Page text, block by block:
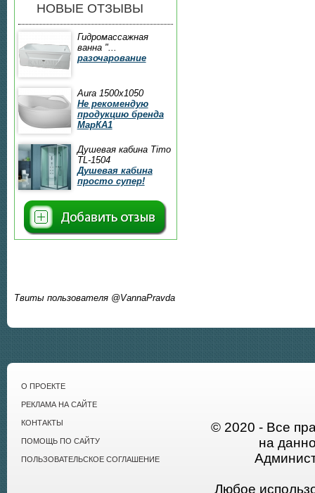
НОВЫЕ ОТЗЫВЫ
Гидромассажная
ванна "...
разочарование
Aura 1500x1050
Не рекомендую
продукцию бренда
МарКА1
Душевая кабина Timo
TL-1504
Душевая кабина
просто супер!
Твиты пользователя @VannaPravda
О ПРОЕКТЕ
РЕКЛАМА НА САЙТЕ
КОНТАКТЫ
ПОМОЩЬ ПО САЙТУ
ПОЛЬЗОВАТЕЛЬСКОЕ СОГЛАШЕНИЕ
© 2020 - Все
на
Любое